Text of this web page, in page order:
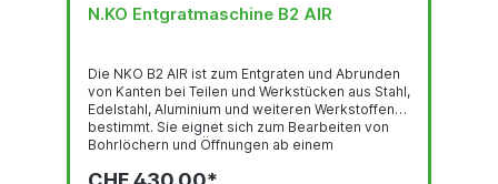
N.KO Entgratmaschine B2 AIR
Die NKO B2 AIR ist zum Entgraten und Abrunden
von Kanten bei Teilen und Werkstücken aus Stahl,
Edelstahl, Aluminium und weiteren Werkstoffen
bestimmt. Sie eignet sich zum Bearbeiten von
Bohrlöchern und Öffnungen ab einem
Bauweise bietet eine hervorragende Ergonomie.